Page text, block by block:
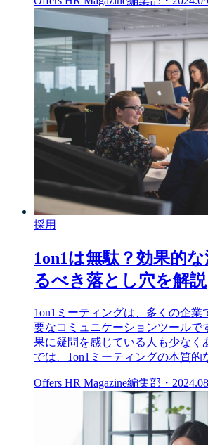
採用
1on1は無駄？効果的
るべき落とし穴を解説
1on1ミーティングは、多くの企業
要なコミュニケーションツールで
果に疑問を感じている人も少なく
では、1on1ミーティングの本質的
Offers HR Magazine編集部 ・